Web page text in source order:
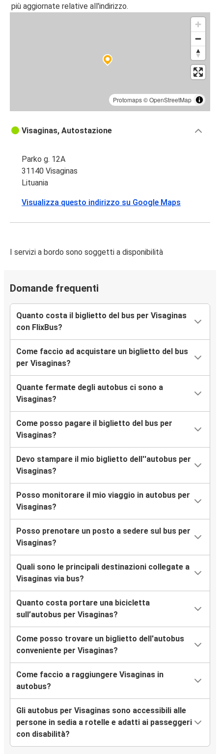
più aggiornate relative all'indirizzo.
Protomaps©OpenStreetMap
Visaginas, Autostazione
Parko g. 12A
31140 Visaginas
Lituania
Visualizza questo indirizzo su Google Maps
I servizi a bordo sono soggetti a disponibilità
Domande frequenti
Quanto costa il biglietto del bus per Visaginas
con FlixBus?
Come faccio ad acquistare un biglietto del bus
per Visaginas?
Quante fermate degli autobus ci sono a
Visaginas?
Come posso pagare il biglietto del bus per
Visaginas?
Devo stampare il mio biglietto dell''autobus per
Visaginas?
Posso monitorare il mio viaggio in autobus per
Visaginas?
Posso prenotare un posto a sedere sul bus per
Visaginas?
Quali sono le principali destinazioni collegate a
Visaginas via bus?
Quanto costa portare una bicicletta
sull’autobus per Visaginas?
Come posso trovare un biglietto dell'autobus
conveniente per Visaginas?
Come faccio a raggiungere Visaginas in
autobus?
Gli autobus per Visaginas sono accessibili alle
persone in sedia a rotelle e adatti ai passeggeri
con disabilità?